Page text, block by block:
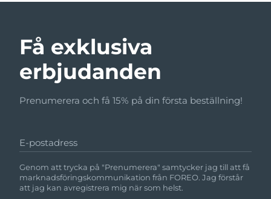
Få exklusiva
erbjudanden
Prenumerera och få 15% på din första beställning!
E-postadress
Genom att trycka på "Prenumerera" samtycker jag till att få
marknadsföringskommunikation från FOREO. Jag förstår
att jag kan avregistrera mig när som helst.